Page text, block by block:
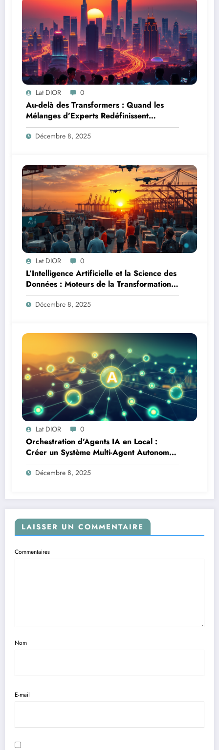
Lat DIOR 0
Au-delà des Transformers : Quand les
Mélanges d’Experts Redéfinissent
l’Efficacité de l’IA
Décembre 8, 2025
Lat DIOR 0
L’Intelligence Artificielle et la Science des
Données : Moteurs de la Transformation
Logistique et Infrastructures en Afrique
Décembre 8, 2025
Lat DIOR 0
Orchestration d’Agents IA en Local :
Créer un Système Multi-Agent Autonome
avec TinyLlama
Décembre 8, 2025
LAISSER UN COMMENTAIRE
Commentaires
Nom
E-mail